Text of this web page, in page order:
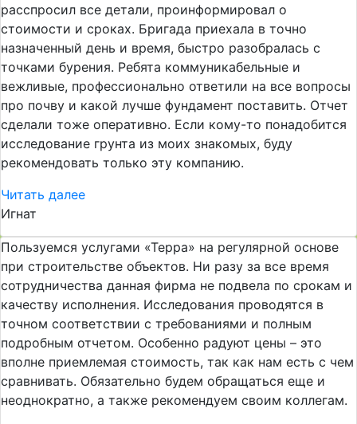
расспросил все детали, проинформировал о
стоимости и сроках. Бригада приехала в точно
назначенный день и время, быстро разобралась с
точками бурения. Ребята коммуникабельные и
вежливые, профессионально ответили на все вопросы
про почву и какой лучше фундамент поставить. Отчет
сделали тоже оперативно. Если кому-то понадобится
исследование грунта из моих знакомых, буду
рекомендовать только эту компанию.
Читать далее
Игнат
Пользуемся услугами «Терра» на регулярной основе
при строительстве объектов. Ни разу за все время
сотрудничества данная фирма не подвела по срокам и
качеству исполнения. Исследования проводятся в
точном соответствии с требованиями и полным
подробным отчетом. Особенно радуют цены – это
вполне приемлемая стоимость, так как нам есть с чем
сравнивать. Обязательно будем обращаться еще и
неоднократно, а также рекомендуем своим коллегам.